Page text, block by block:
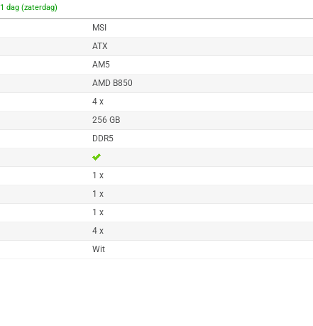
1 dag (zaterdag)
MSI
ATX
AM5
AMD B850
4 x
256 GB
DDR5
1 x
1 x
1 x
4 x
Wit